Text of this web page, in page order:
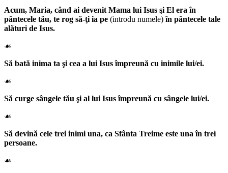
Acum, Maria, când ai devenit Mama lui Isus şi El era în
pântecele tău, te rog să-ţi ia pe (introdu numele)în pântecele tale
alături de Isus.
☙
Să bată inima ta şi cea a lui Isus împreună cu inimile lui/ei.
☙
Să curge sângele tău şi al lui Isus împreună cu sângele lui/ei.
☙
Să devină cele trei inimi una, ca Sfânta Treime este una în trei
persoane.
☙